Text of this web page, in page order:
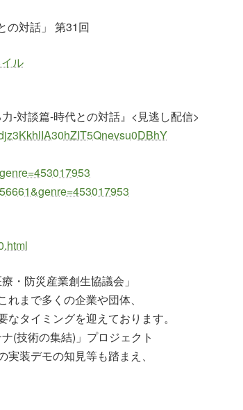
の対話」 第31回
-対談篇-時代との対話』<見逃し配信>
・防災産業創生協議会」
まで多くの企業や団体、
タイミングを迎えております。
(技術の集結)」プロジェクト
装デモの知見等も踏まえ、